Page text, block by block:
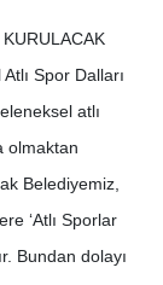
Spor Dalları
atlı
olmaktan
Belediyemiz,
‘Atlı Sporlar
Bundan dolayı